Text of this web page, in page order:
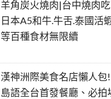
羊角炭火燒肉|台中燒肉
日本A5和牛.牛舌.泰國活
等百種食材無限續
漢神洲際美食名店懶人包
島語全台首發餐廳、必拍